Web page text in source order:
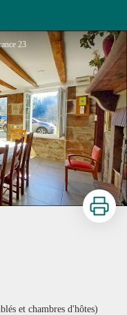
23
Imprimer
et chambres d'hôtes)